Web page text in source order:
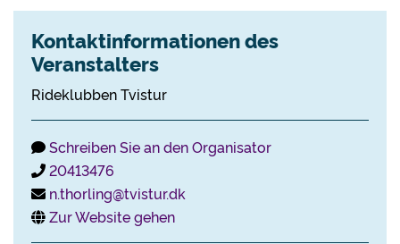
Kontaktinformationen des
Veranstalters
Rideklubben Tvistur
Schreiben Sie an den Organisator
20413476
n.thorling@tvistur.dk
Zur Website gehen